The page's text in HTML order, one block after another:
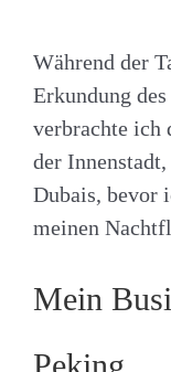
Während der
Erkundung
verbrachte ich
der
Dubais, bevor
meinen
Mein
Peking